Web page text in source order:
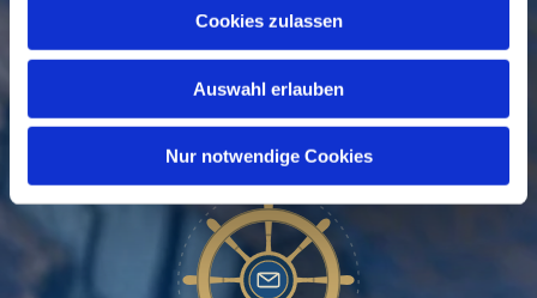
Cookies zulassen
Auswahl erlauben
Nur notwendige Cookies
GEMEINDE BESUCHEN